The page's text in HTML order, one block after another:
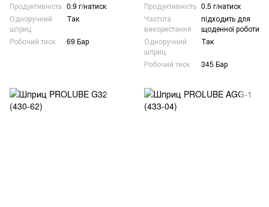
Продуктивність 0.9 г/натиск
Одноручний
шприц
Так
Робочий тиск 69 Бар
Продуктивність 0.5 г/натиск
Частота
використання
підходить для
щоденної роботи
Одноручний
шприц
Так
Робочий тиск 345 Бар